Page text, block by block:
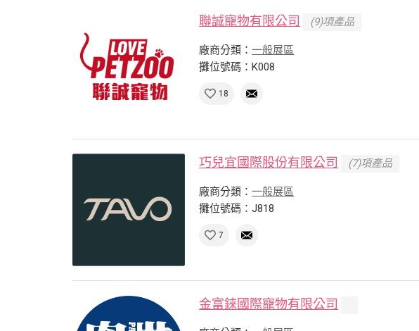
聯誠寵物有限公司 (9)項產品
廠商分類：一般展區
攤位號碼：K008
18
巧兒宜國際股份有限公司 (7)項產品
廠商分類：一般展區
攤位號碼：J818
7
金富錸國際寵物有限公司